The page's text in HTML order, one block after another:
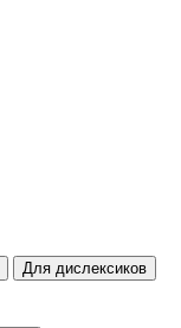
Для дислексиков